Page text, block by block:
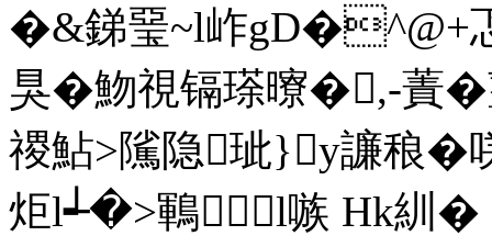
�&銻琧~l岞gD�^@+
狊�魩視镉瑹曢�,-蔶
禝鮎>隲隐玼}y譧稂
炬l┵�>鶤l嗾 Hk紃�